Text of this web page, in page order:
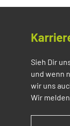
Sieh Dir
und wenn
wir uns
Wir